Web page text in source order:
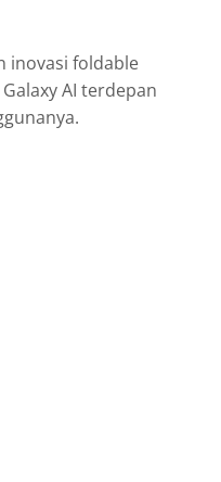
inovasi foldable
AI terdepan